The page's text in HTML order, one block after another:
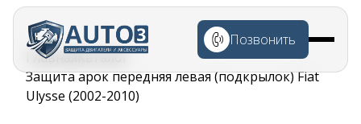
Перейти к
основному
содержанию
Позвонить
Строка
навигации
ГлавнаяКаталог
Защита арок передняя левая (подкрылок) Fiat
Ulysse (2002-2010)